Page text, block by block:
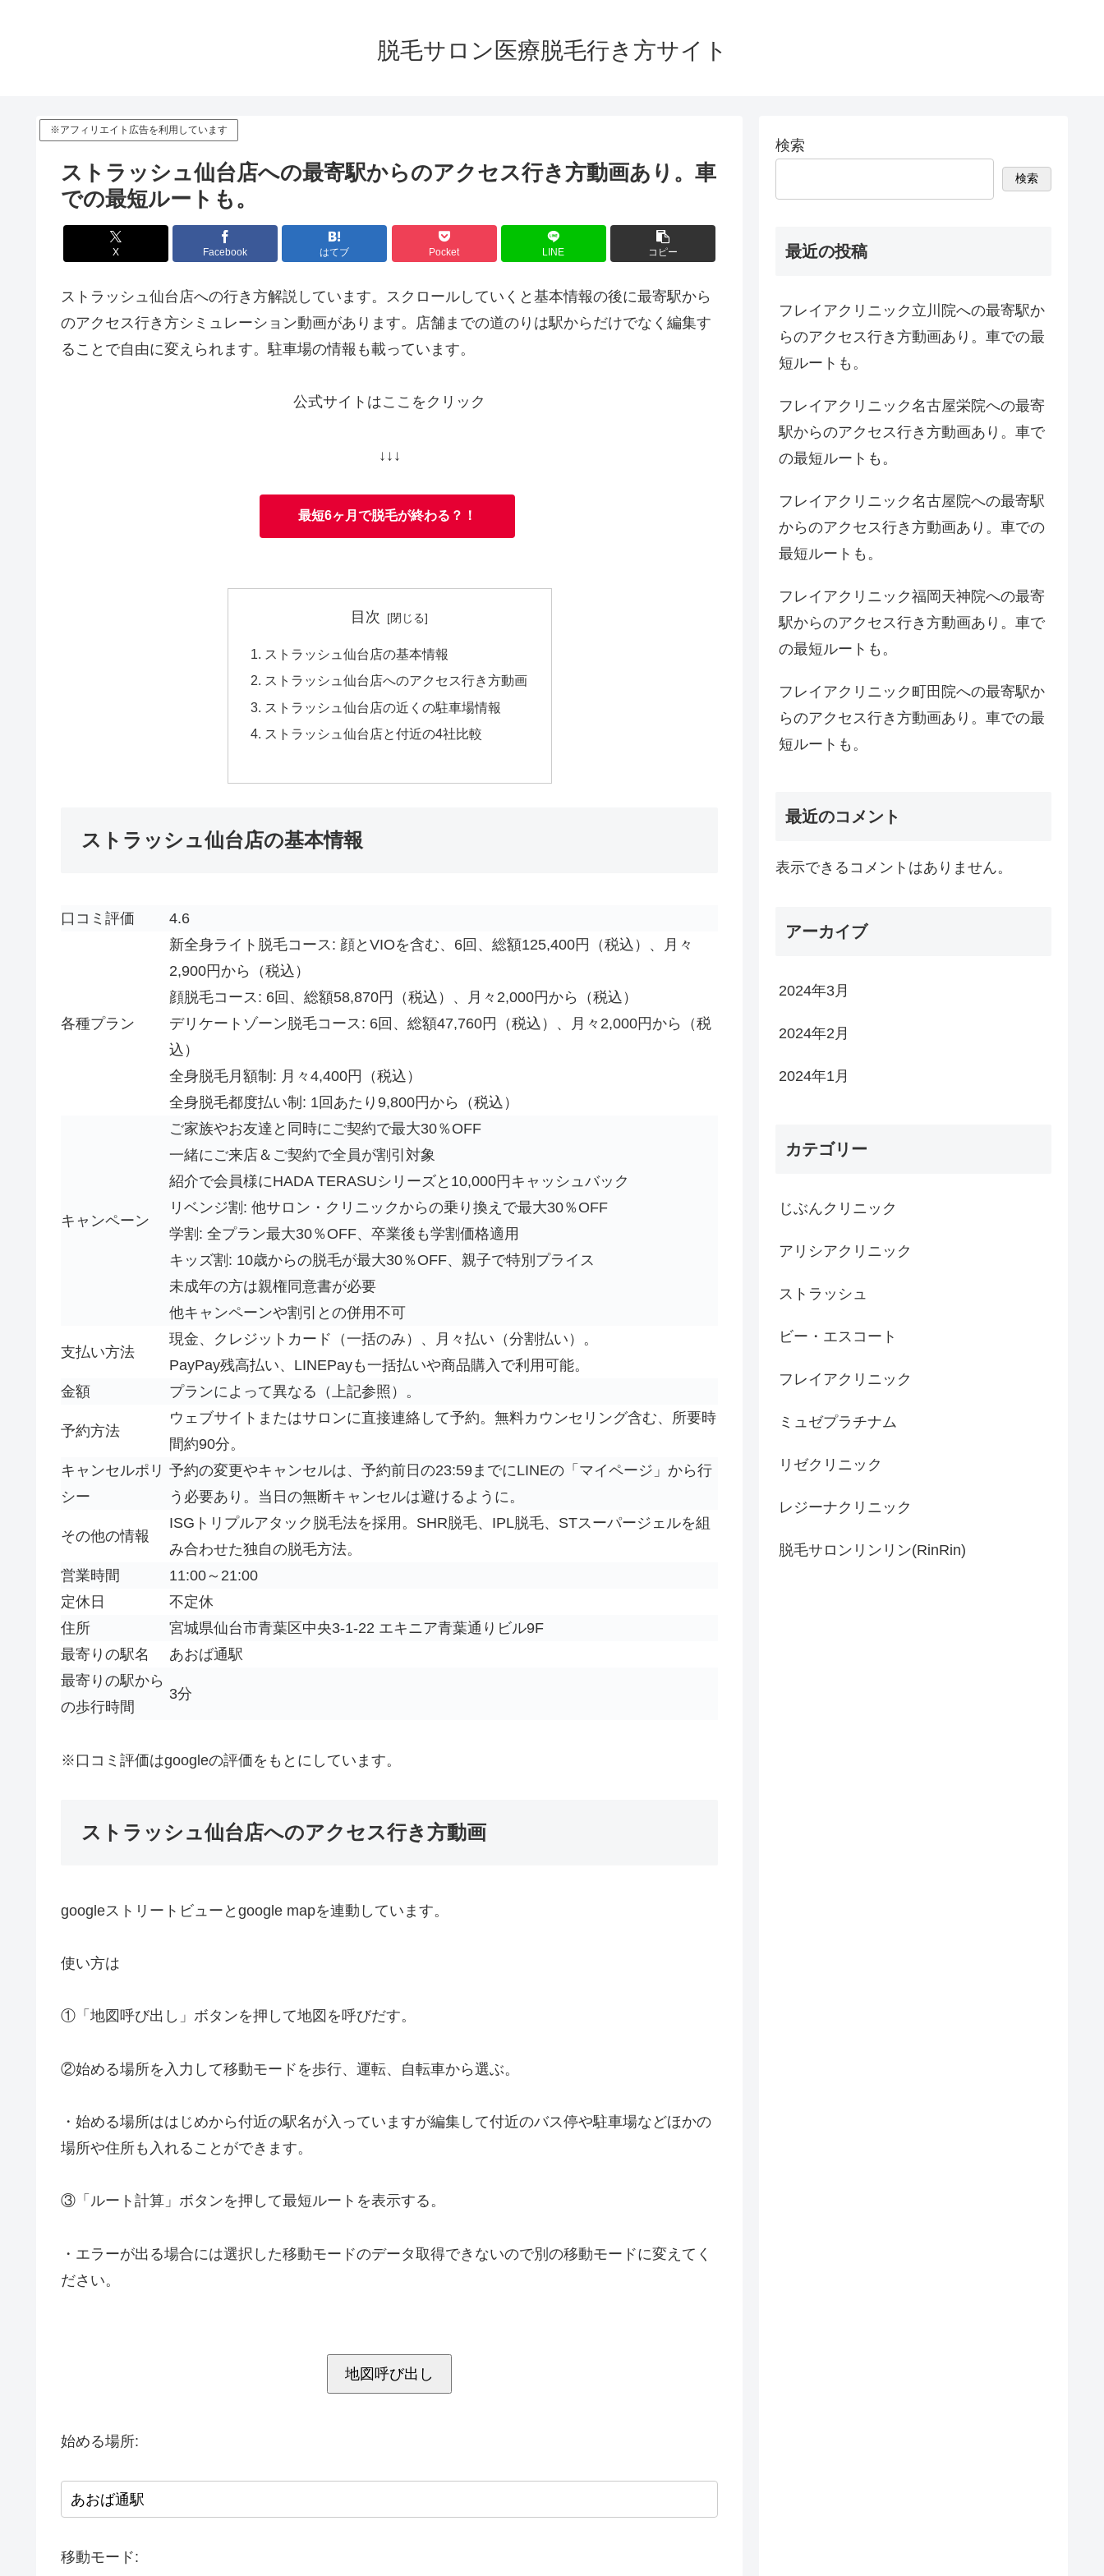
脱毛サロン医療脱毛行き方サイト
※アフィリエイト広告を利用しています
ストラッシュ仙台店への最寄駅からのアクセス行き方動画あり。車
での最短ルートも。
X Facebook はてブ Pocket LINE コピー
ストラッシュ仙台店への行き方解説しています。スクロールしていくと基本情報の後に最寄駅から
のアクセス行き方シミュレーション動画があります。店舗までの道のりは駅からだけでなく編集す
ることで自由に変えられます。駐車場の情報も載っています。
公式サイトはここをクリック
↓↓↓
最短6ヶ月で脱毛が終わる？！
目次
ストラッシュ仙台店の基本情報
ストラッシュ仙台店へのアクセス行き方動画
ストラッシュ仙台店の近くの駐車場情報
ストラッシュ仙台店と付近の4社比較
ストラッシュ仙台店の基本情報
口コミ評価 4.6
各種プラン
新全身ライト脱毛コース: 顔とVIOを含む、6回、総額125,400円（税込）、月々
2,900円から（税込）
顔脱毛コース: 6回、総額58,870円（税込）、月々2,000円から（税込）
デリケートゾーン脱毛コース: 6回、総額47,760円（税込）、月々2,000円から（税
込）
全身脱毛月額制: 月々4,400円（税込）
全身脱毛都度払い制: 1回あたり9,800円から（税込）
キャンペーン
ご家族やお友達と同時にご契約で最大30％OFF
一緒にご来店＆ご契約で全員が割引対象
紹介で会員様にHADA TERASUシリーズと10,000円キャッシュバック
リベンジ割: 他サロン・クリニックからの乗り換えで最大30％OFF
学割: 全プラン最大30％OFF、卒業後も学割価格適用
キッズ割: 10歳からの脱毛が最大30％OFF、親子で特別プライス
未成年の方は親権同意書が必要
他キャンペーンや割引との併用不可
支払い方法
現金、クレジットカード（一括のみ）、月々払い（分割払い）。
PayPay残高払い、LINEPayも一括払いや商品購入で利用可能。
金額
プランによって異なる（上記参照）。
予約方法
ウェブサイトまたはサロンに直接連絡して予約。無料カウンセリング含む、所要時
間約90分。
キャンセルポリ
シー
予約の変更やキャンセルは、予約前日の23:59までにLINEの「マイページ」から行
う必要あり。当日の無断キャンセルは避けるように。
その他の情報
ISGトリプルアタック脱毛法を採用。SHR脱毛、IPL脱毛、STスーパージェルを組
み合わせた独自の脱毛方法。
営業時間
11:00～21:00
定休日
不定休
住所
宮城県仙台市青葉区中央3-1-22 エキニア青葉通りビル9F
最寄りの駅名
あおば通駅
最寄りの駅から
の歩行時間
3分
※口コミ評価はgoogleの評価をもとにしています。
ストラッシュ仙台店へのアクセス行き方動画
googleストリートビューとgoogle mapを連動しています。
使い方は
①「地図呼び出し」ボタンを押して地図を呼びだす。
②始める場所を入力して移動モードを歩行、運転、自転車から選ぶ。
・始める場所ははじめから付近の駅名が入っていますが編集して付近のバス停や駐車場などほかの
場所や住所も入れることができます。
③「ルート計算」ボタンを押して最短ルートを表示する。
・エラーが出る場合には選択した移動モードのデータ取得できないので別の移動モードに変えてく
ださい。
地図呼び出し
始める場所:
移動モード:
検索
検索
最近の投稿
フレイアクリニック立川院への最寄駅か
らのアクセス行き方動画あり。車での最
短ルートも。
フレイアクリニック名古屋栄院への最寄
駅からのアクセス行き方動画あり。車で
の最短ルートも。
フレイアクリニック名古屋院への最寄駅
からのアクセス行き方動画あり。車での
最短ルートも。
フレイアクリニック福岡天神院への最寄
駅からのアクセス行き方動画あり。車で
の最短ルートも。
フレイアクリニック町田院への最寄駅か
らのアクセス行き方動画あり。車での最
短ルートも。
最近のコメント
表示できるコメントはありません。
アーカイブ
2024年3月
2024年2月
2024年1月
カテゴリー
じぶんクリニック
アリシアクリニック
ストラッシュ
ビー・エスコート
フレイアクリニック
ミュゼプラチナム
リゼクリニック
レジーナクリニック
脱毛サロンリンリン(RinRin)